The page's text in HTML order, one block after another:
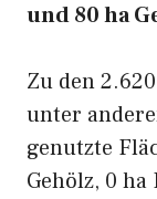
und 80 ha
Zu den
unter
genutzte
Gehölz, 0 ha